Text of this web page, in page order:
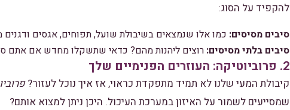
להקפיד על הסוג:
סיבים מסיסים: כמו אלו שנמצאים בשיבולת שועל, תפוחים, אגסים ודגנים
סיבים בלתי מסיסים: רוצים ליהנות מהם? כדאי שתשקלו מחדש אם אתם
2. פרוביוטיקה: העוזרים הפנימיים שלך
קיבולת המעי שלנו לא תמיד מתפקדת כראוי, אז איך נוכל לעזור?
שמסייעים לשמור על האיזון במערכת העיכול. היכן ניתן למצוא אותם?